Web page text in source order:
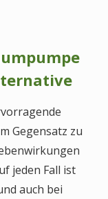
Gegensatz zu
jeden Fall ist
auch bei